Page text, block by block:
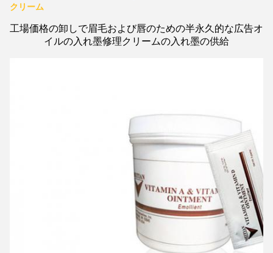
クリーム
工場価格の卸しで眉毛および唇のための半永久的な広告オ
イルの入れ墨修理クリームの入れ墨の供給